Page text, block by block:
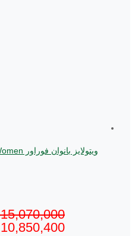
ویتولایز بانوان فوراور Forever Vitolize Women
15,070,000
10,850,400